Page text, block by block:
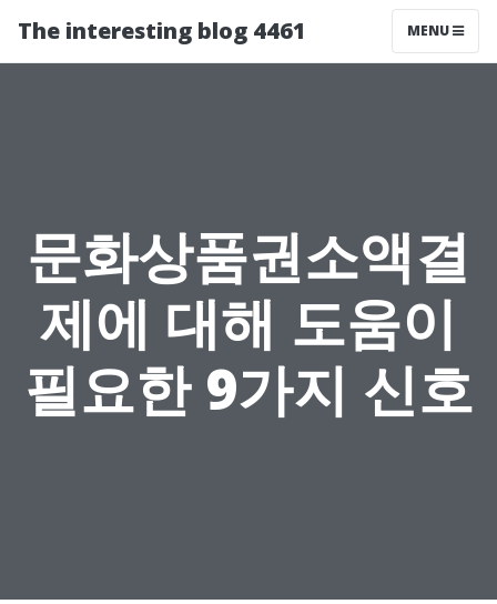
The interesting blog 4461 MENU
문화상품권소액결
제에 대해 도움이
필요한 9가지 신호